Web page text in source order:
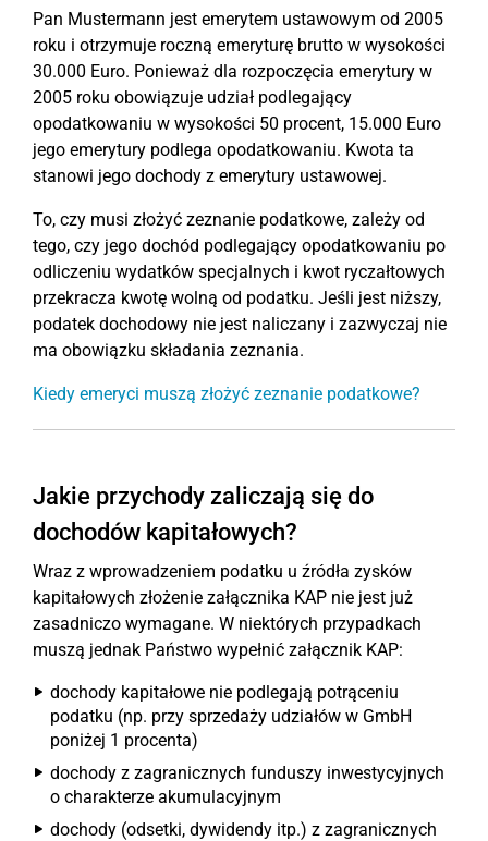
Pan Mustermann jest emerytem ustawowym od 2005
roku i otrzymuje roczną emeryturę brutto w wysokości
30.000 Euro. Ponieważ dla rozpoczęcia emerytury w
2005 roku obowiązuje udział podlegający
opodatkowaniu w wysokości 50 procent, 15.000 Euro
jego emerytury podlega opodatkowaniu. Kwota ta
stanowi jego dochody z emerytury ustawowej.
To, czy musi złożyć zeznanie podatkowe, zależy od
tego, czy jego dochód podlegający opodatkowaniu po
odliczeniu wydatków specjalnych i kwot ryczałtowych
przekracza kwotę wolną od podatku. Jeśli jest niższy,
podatek dochodowy nie jest naliczany i zazwyczaj nie
ma obowiązku składania zeznania.
Kiedy emeryci muszą złożyć zeznanie podatkowe?
Jakie przychody zaliczają się do
dochodów kapitałowych?
Wraz z wprowadzeniem podatku u źródła zysków
kapitałowych złożenie załącznika KAP nie jest już
zasadniczo wymagane. W niektórych przypadkach
muszą jednak Państwo wypełnić załącznik KAP:
dochody kapitałowe nie podlegają potrąceniu
podatku (np. przy sprzedaży udziałów w GmbH
poniżej 1 procenta)
dochody z zagranicznych funduszy inwestycyjnych
o charakterze akumulacyjnym
dochody (odsetki, dywidendy itp.) z zagranicznych